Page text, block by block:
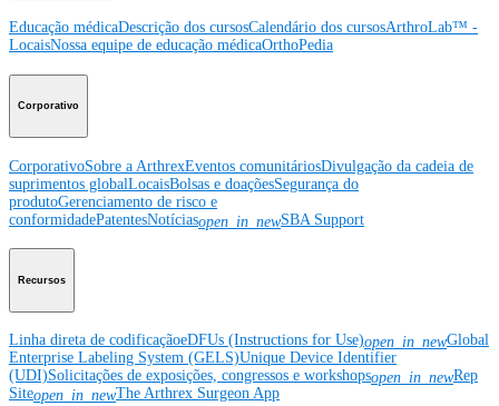
Educação médicaDescrição dos cursosCalendário dos cursosArthroLab™ -
LocaisNossa equipe de educação médicaOrthoPedia
Corporativo
CorporativoSobre a ArthrexEventos comunitáriosDivulgação da cadeia de
suprimentos globalLocaisBolsas e doaçõesSegurança do
produtoGerenciamento de risco e
conformidadePatentesNotíciasopen_in_newSBA Support
Recursos
Linha direta de codificaçãoeDFUs (Instructions for Use)open_in_newGlobal
Enterprise Labeling System (GELS)Unique Device Identifier
(UDI)Solicitações de exposições, congressos e workshopsopen_in_newRep
Siteopen_in_newThe Arthrex Surgeon App